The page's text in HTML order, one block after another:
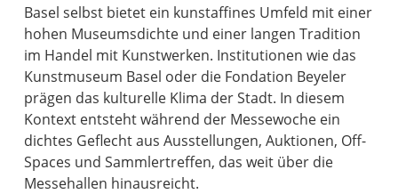
Basel selbst bietet ein kunstaffines Umfeld mit einer
hohen Museumsdichte und einer langen Tradition
im Handel mit Kunstwerken. Institutionen wie das
Kunstmuseum Basel oder die Fondation Beyeler
prägen das kulturelle Klima der Stadt. In diesem
Kontext entsteht während der Messewoche ein
dichtes Geflecht aus Ausstellungen, Auktionen, Off-
Spaces und Sammlertreffen, das weit über die
Messehallen hinausreicht.